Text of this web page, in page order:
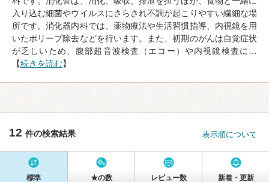
入り込む細菌やウイルスにさらされ不調が起こりやすい繊細な場
所です。消化器内科では、薬物療法や生活習慣指導、内視鏡を用
いたポリープ除去などを行います。また、初期のがんは自覚症状
が乏しいため、腹部超音波検査（エコー）や内視鏡検査に…
【続きを読む】
12 件の検索結果 表示順について
標準 ★の数 レビュー数 新着・更新